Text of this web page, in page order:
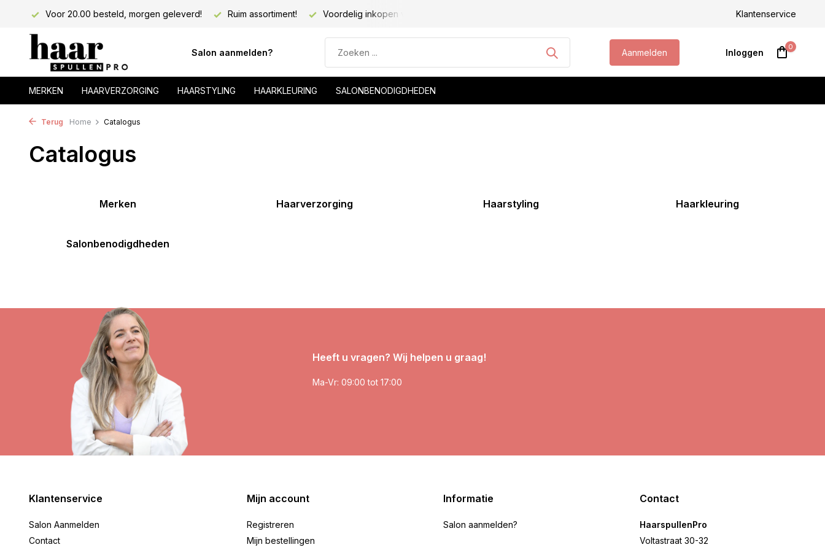
Voor 20.00 besteld, morgen geleverd! Ruim assortiment! Voordelig inkopen voor kapsalons! Klantenservice
Salon aanmelden? Aanmelden Inloggen
0
MERKEN HAARVERZORGING HAARSTYLING HAARKLEURING SALONBENODIGDHEDEN
Terug Home Catalogus
Catalogus
Merken Haarverzorging Haarstyling Haarkleuring
Salonbenodigdheden
Heeft u vragen? Wij helpen u graag!
Ma-Vr: 09:00 tot 17:00
Klantenservice
Salon Aanmelden
Contact
Mijn account
Registreren
Mijn bestellingen
Informatie
Salon aanmelden?
Contact
HaarspullenPro
Voltastraat 30-32